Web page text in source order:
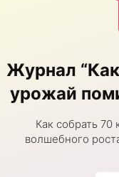
Журнал
урожай
Как собрать 70
волшебного